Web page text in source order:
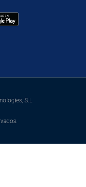
S.L.